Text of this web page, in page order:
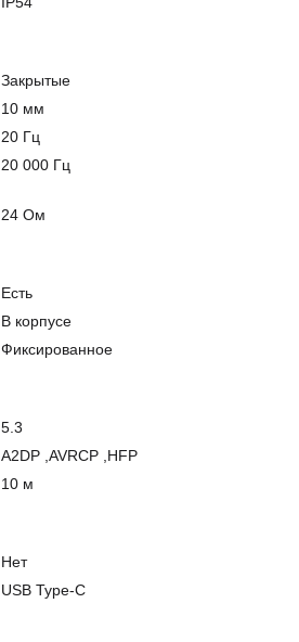
Закрытые
10 мм
20 Гц
20 000 Гц
24 Ом
Есть
В корпусе
Фиксированное
5.3
A2DP ,AVRCP HFP
10 м
Нет
USB Type-C